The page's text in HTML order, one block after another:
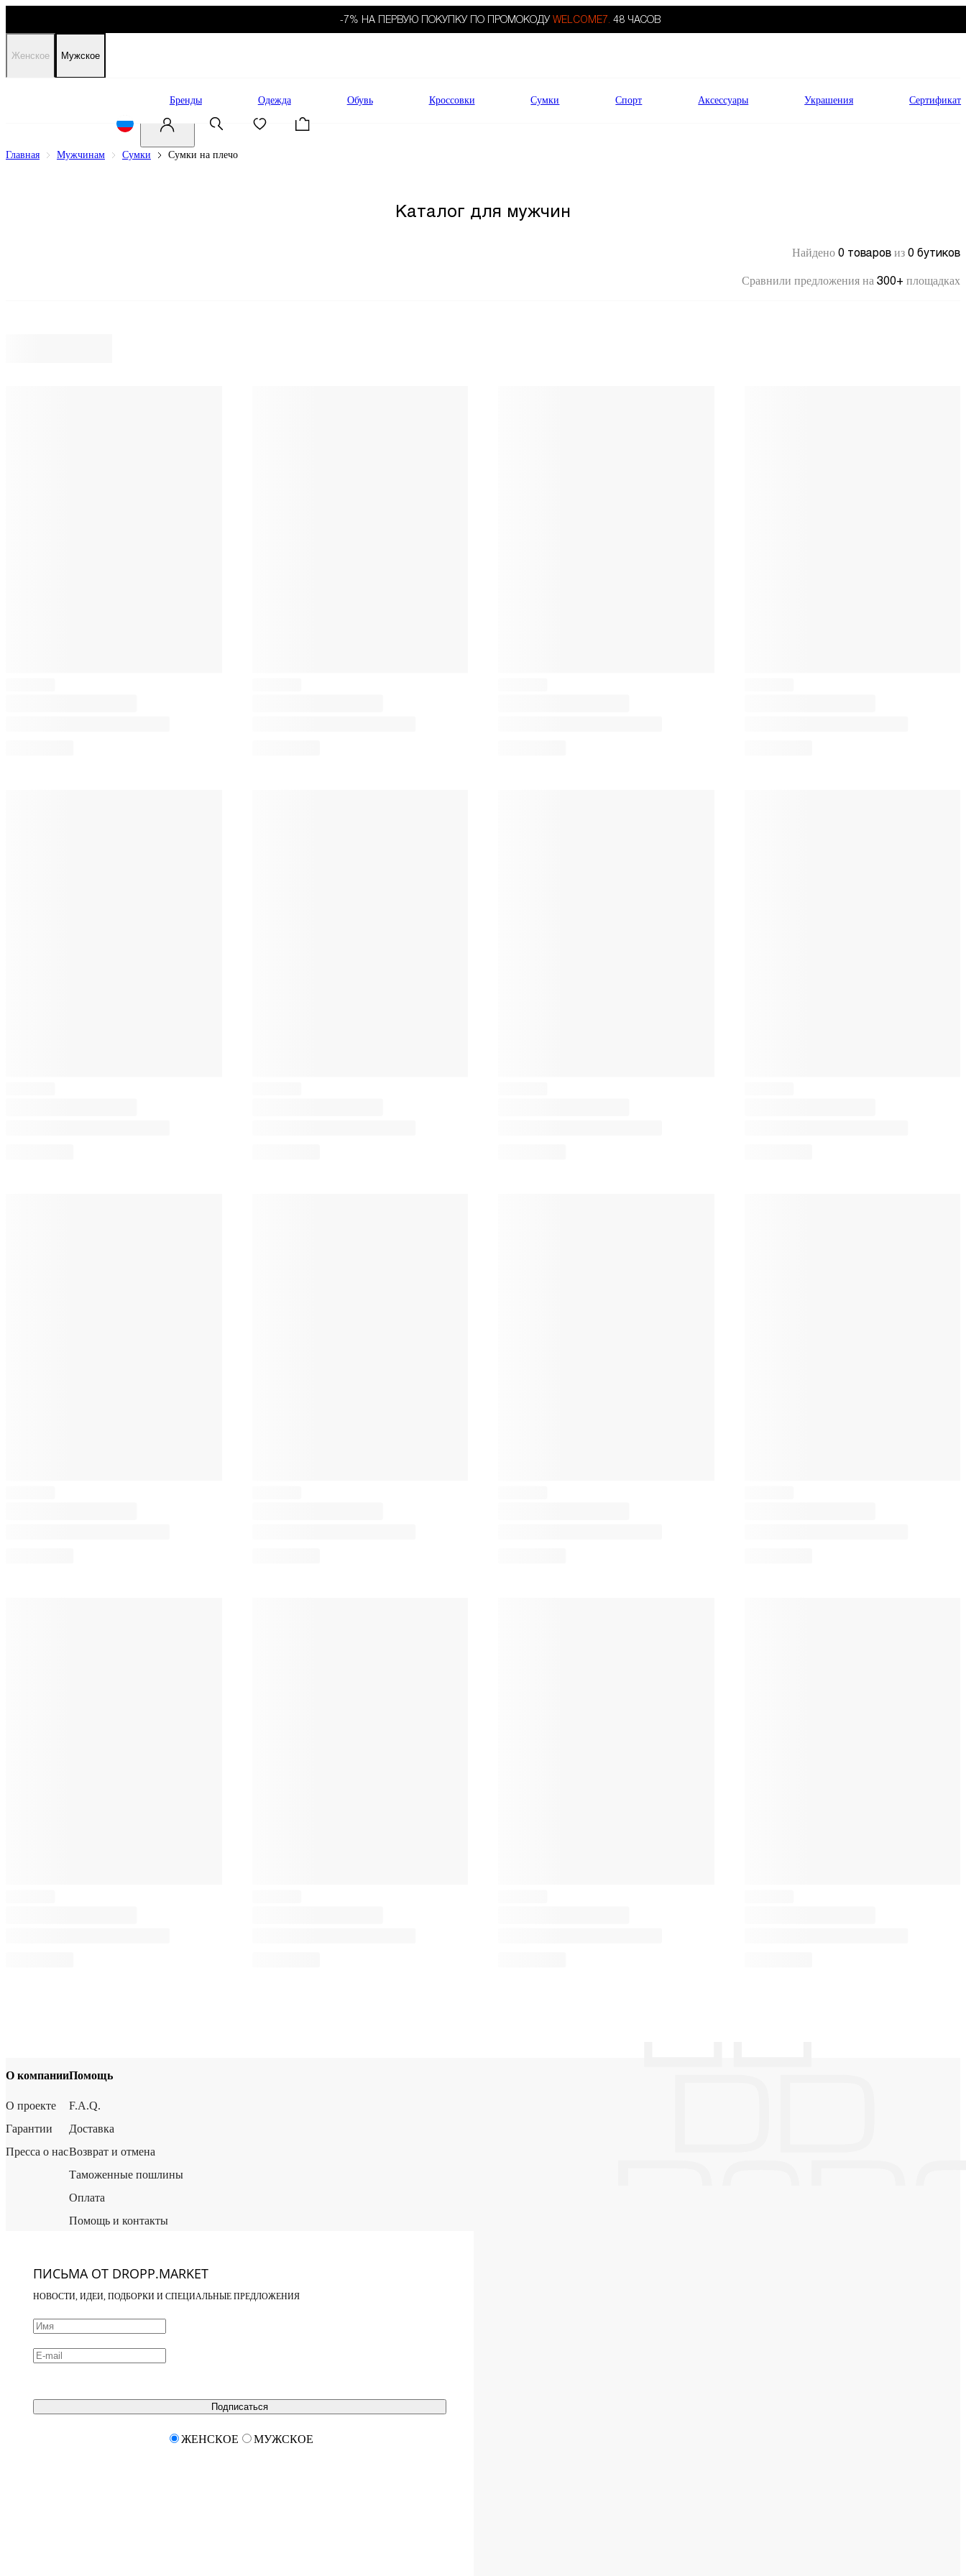
-7% НА ПЕРВУЮ ПОКУПКУ ПО ПРОМОКОДУ WELCOME7. 48 ЧАСОВ
Женское Мужское
Бренды Одежда Обувь Кроссовки Сумки Спорт Аксессуары Украшения Сертификат
Главная Мужчинам Сумки Сумки на плечо
Каталог для мужчин
Найдено 0 товаров из 0 бутиков
Сравнили предложения на 300+ площадках
О компании
О проекте
Гарантии
Пресса о нас
Помощь
F.A.Q.
Доставка
Возврат и отмена
Таможенные пошлины
Оплата
Помощь и контакты
ПИСЬМА ОТ DROPP.MARKET
НОВОСТИ, ИДЕИ, ПОДБОРКИ И СПЕЦИАЛЬНЫЕ ПРЕДЛОЖЕНИЯ
Подписаться
ЖЕНСКОЕ МУЖСКОЕ